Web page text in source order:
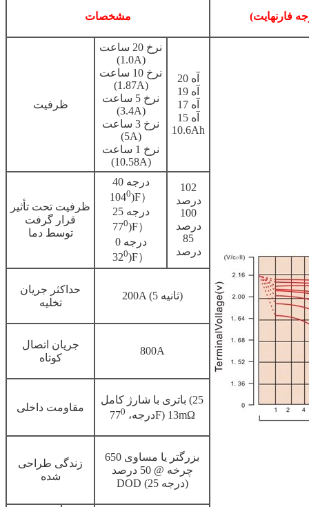
مشخصات
ظرفیت
نرخ 20 ساعت
(1.0A)
نرخ 10 ساعت
(1.87A)
نرخ 5 ساعت
(3.4A)
نرخ 3 ساعت
(5A)
نرخ 1 ساعت
(10.58A)
20 آه
19 آه
17 آه
15 آه
10.6Ah
ظرفیت تحت تأثیر
قرار گرفت
توسط دما
40 درجه
(104
0 F）
25 درجه
(77
0 F）
0 درجه
(32
0 F）
102
درصد
100
درصد
85
درصد
حداکثر جریان
تخلیه
200A (5 ثانیه)
جریان اتصال
کوتاه
800A
مقاومت داخلی
باتری با شارژ کامل (25
درجه، 77 0 F) 13mΩ
زندگی طراحی
شده
بزرگتر یا مساوی 650
چرخه @ 50 درصد
DOD (25 درجه)